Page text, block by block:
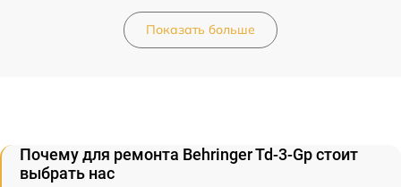
Показать больше
Почему для ремонта Behringer Td-3-Gp стоит
выбрать нас